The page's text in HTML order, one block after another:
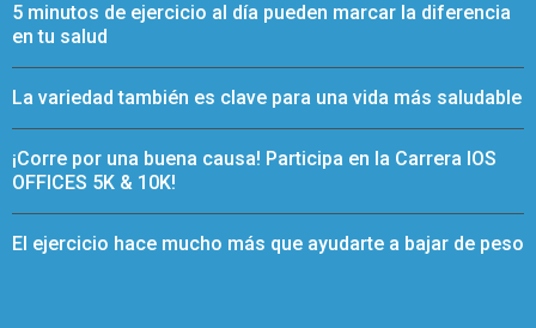
5 minutos de ejercicio al día pueden marcar la diferencia
en tu salud
La variedad también es clave para una vida más saludable
¡Corre por una buena causa! Participa en la Carrera IOS
OFFICES 5K & 10K!
El ejercicio hace mucho más que ayudarte a bajar de peso